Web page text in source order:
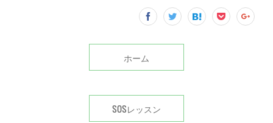
ホーム
SOSレッスン